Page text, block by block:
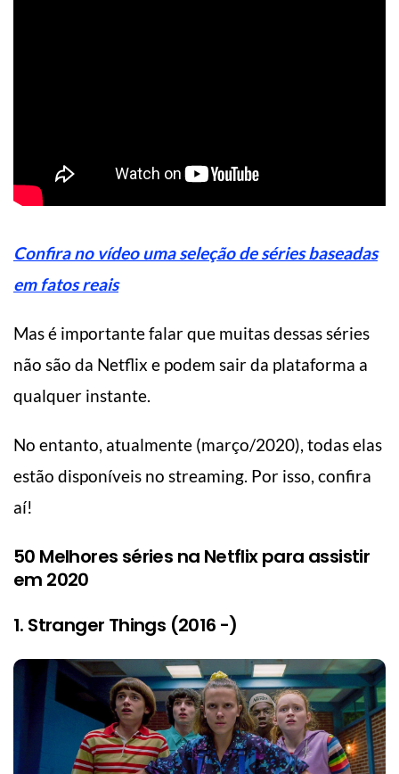
Confira no vídeo uma seleção de séries baseadas
em fatos reais
Mas é importante falar que muitas dessas séries
não são da Netflix e podem sair da plataforma a
qualquer instante.
No entanto, atualmente (março/2020), todas elas
estão disponíveis no streaming. Por isso, confira
aí!
50 Melhores séries na Netflix para assistir
em 2020
1. Stranger Things (2016 -)